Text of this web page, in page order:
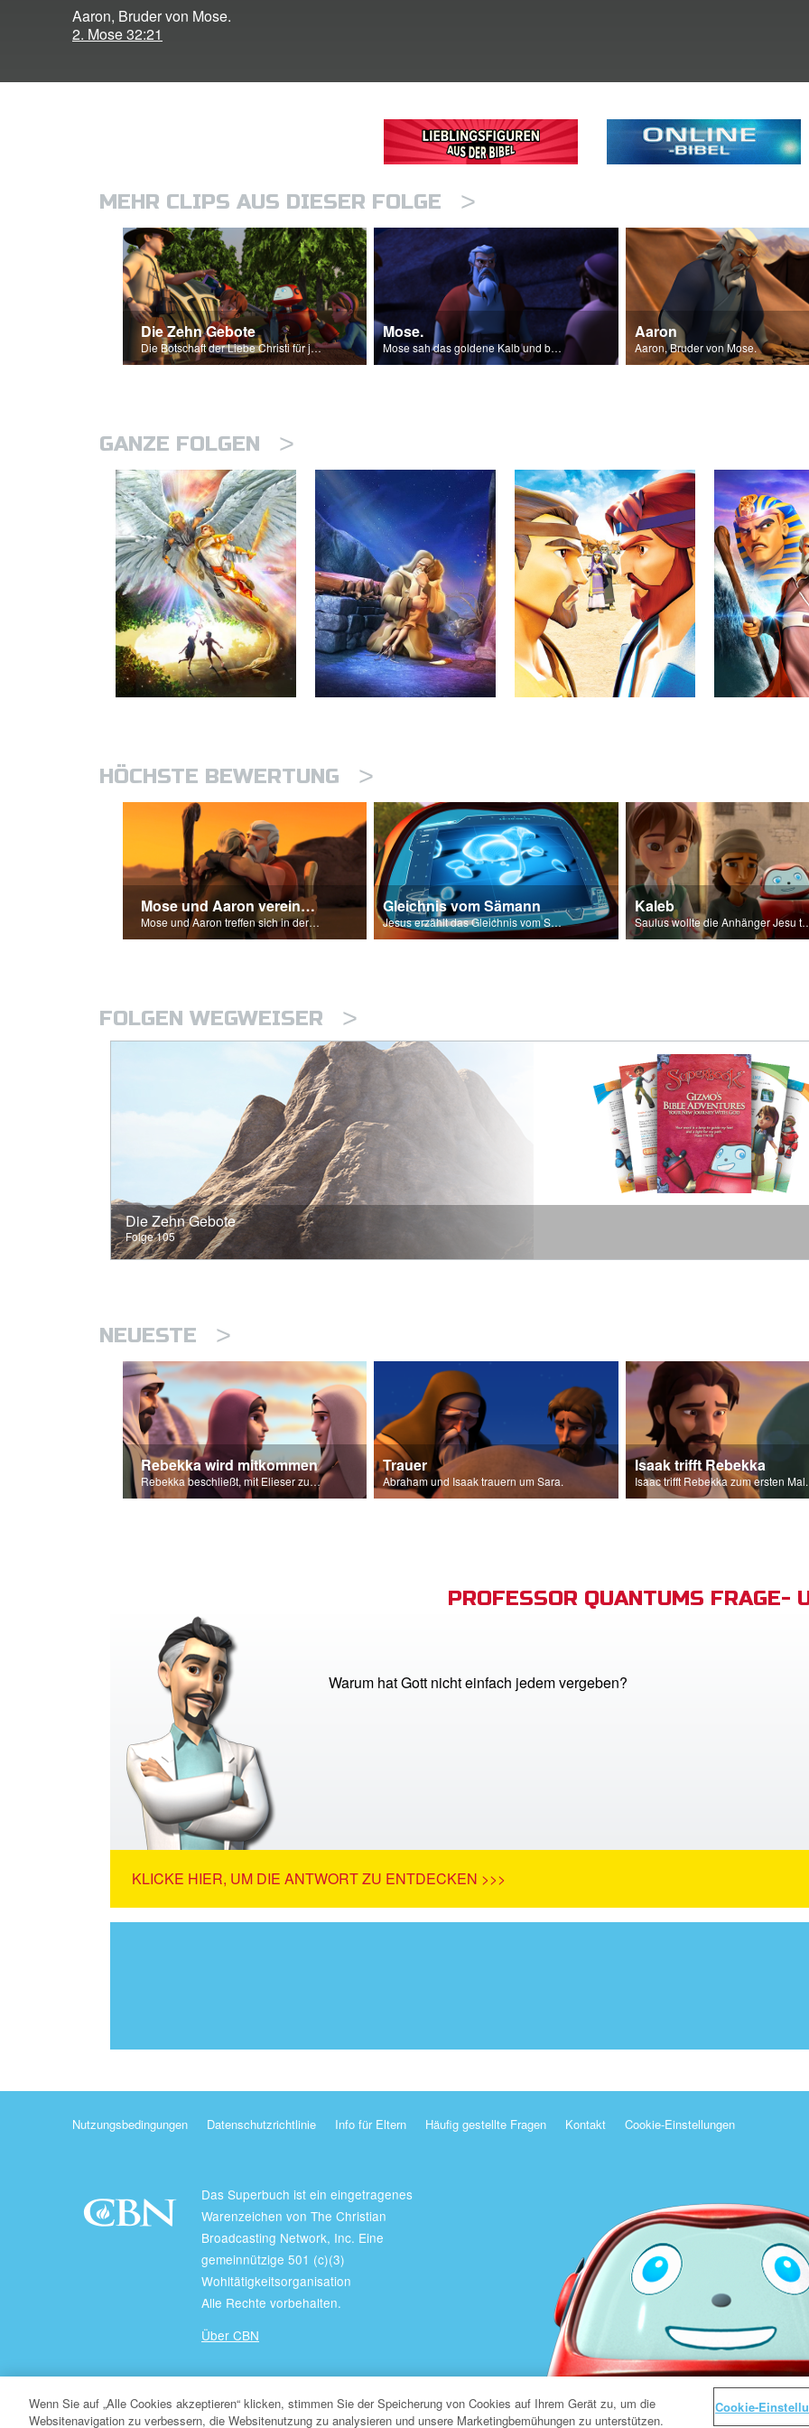
Aaron, Bruder von Mose.
2. Mose 32:21
MEHR CLIPS AUS DIESER FOLGE >
Die Zehn Gebote
Die Botschaft der Liebe Christi für jeden von uns.
Mose.
Mose sah das goldene Kalb und brannte vor Zorn.
Aaron
Aaron, Bruder von Mose.
GANZE FOLGEN >
HÖCHSTE BEWERTUNG >
Mose und Aaron vereinen sich wieder
Mose und Aaron treffen sich in der Wildnis.
Gleichnis vom Sämann
Jesus erzählt das Gleichnis vom Sämann.
Kaleb
Saulus wollte die
FOLGEN WEGWEISER >
Die Zehn Gebote
Folge 105
NEUESTE >
Rebekka wird mitkommen
Rebekka beschließt, mit Elieser zu gehen, um Isaaks Frau zu werden.
Trauer
Abraham und Isaak trauern um Sara.
Isaak trifft Rebekka
Isaac trifft Rebekka zum ersten Mal.
PROFESSOR QUANTUMS FRAGE-
Warum hat Gott nicht einfach jedem vergeben?
KLICKE HIER, UM DIE ANTWORT ZU ENTDECKEN >>>
Nutzungsbedingungen Datenschutzrichtlinie Info für Eltern Häufig gestellte Fragen Kontakt Cookie-Einstellungen
Das Superbuch ist ein eingetragenes
Warenzeichen von The Christian
Broadcasting Network, Inc. Eine
gemeinnützige 501 (c)(3)
Wohltätigkeitsorganisation
Alle Rechte vorbehalten.
Über CBN
© Copyright 2026 Christian Broadcasting Network.
Wenn Sie auf „Alle Cookies akzeptieren“ klicken, stimmen Sie der Speicherung von Cookies auf Ihrem Gerät zu, um die
Websitenavigation zu verbessern, die Websitenutzung zu analysieren und unsere Marketingbemühungen zu unterstützen.
Cookie-